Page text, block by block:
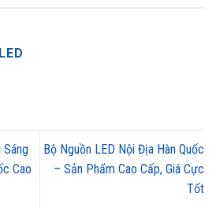
Cao
Bộ Nguồn LED Nội Địa Hàn Quốc
– Sản Phẩm Cao Cấp, Giá Cực
Tốt